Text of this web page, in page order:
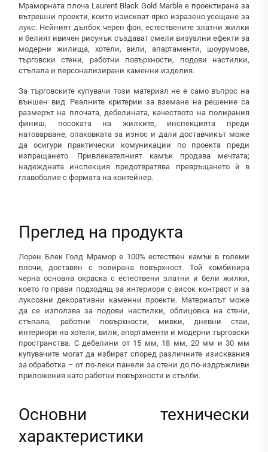
Мраморната плоча Laurent Black Gold Marble е проектирана за
вътрешни проекти, които изискват ярко изразено усещане за
лукс. Нейният дълбок черен фон, естествените златни жилки
и белият ивичен рисунък създават смели визуални ефекти за
модерни жилища, хотели, вили, апартаменти, шоурумове,
търговски стени, работни повърхности, подови настилки,
стъпала и персонализирани каменни изделия.
За търговските купувачи този материал не е само въпрос на
външен вид. Реалните критерии за вземане на решение са
размерът на плочата, дебелината, качеството на полирания
финиш, посоката на жилките, инспекцията преди
натоварване, опаковката за износ и дали доставчикът може
да осигури практически комуникации по проекта преди
изпращането. Привлекателният камък продава мечтата;
надеждната инспекция предотвратява превръщането ѝ в
главоболие с формата на контейнер.
Преглед на продукта
Лорен Блек Голд Мрамор е 100% естествен камък в големи
плочи, доставян с полирана повърхност. Той комбинира
черна основна окраска с естествени златни и бели жилки,
което го прави подходящ за интериори с висок контраст и за
луксозни декоративни каменни проекти. Материалът може
да се използва за подови настилки, облицовка на стени,
стъпала, работни повърхности, мивки, дневни стаи,
интериори на хотели, вили, апартаменти и модерни търговски
пространства. С дебелини от 15 мм, 18 мм, 20 мм и 30 мм
купувачите могат да избират според различните изисквания
за обработка – от по-леки панели за стени до по-издръжливи
приложения като работни повърхности и стълби.
Основни технически
характеристики